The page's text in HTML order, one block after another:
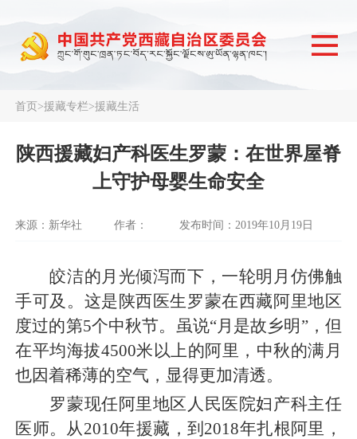
首页>援藏专栏>援藏生活
陕西援藏妇产科医生罗蒙：在世界屋脊
上守护母婴生命安全
来源：新华社 作者： 发布时间：2019年10月19日
皎洁的月光倾泻而下，一轮明月仿佛触
手可及。这是陕西医生罗蒙在西藏阿里地区
度过的第5个中秋节。虽说“月是故乡明”，但
在平均海拔4500米以上的阿里，中秋的满月
也因着稀薄的空气，显得更加清透。
罗蒙现任阿里地区人民医院妇产科主任
医师。从2010年援藏，到2018年扎根阿里，